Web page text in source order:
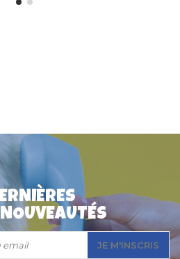
Collier pour Chat Flash
Réfléchissants Martin
Sellier + sécurité anti-
étranglement
9,90 €
JE M'INSCRIS